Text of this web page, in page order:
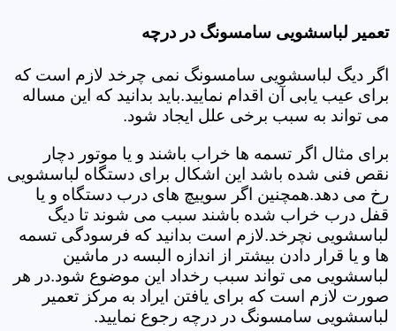
تعمیر لباسشویی سامسونگ در درچه
اگر دیگ لباسشویی سامسونگ نمی چرخد لازم است که
برای عیب یابی آن اقدام نمایید.باید بدانید که این مساله
می تواند به سبب برخی علل ایجاد شود.
برای مثال اگر تسمه ها خراب باشند و یا موتور دچار
نقص فنی شده باشد این اشکال برای دستگاه لباسشویی
رخ می دهد.همچنین اگر سوییچ های درب دستگاه و یا
قفل درب خراب شده باشند سبب می شوند تا دیگ
لباسشویی نچرخد.لازم است بدانید که فرسودگی تسمه
ها و یا قرار دادن بیشتر از اندازه البسه در ماشین
لباسشویی می تواند سبب رخداد این موضوع شود.در هر
صورت لازم است که برای یافتن ایراد به مرکز تعمیر
لباسشویی سامسونگ در درچه رجوع نمایید.